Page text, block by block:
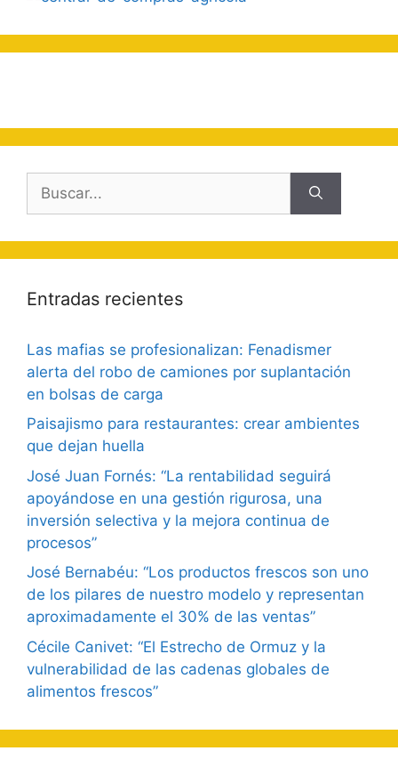
Entradas recientes
Las mafias se profesionalizan: Fenadismer
alerta del robo de camiones por suplantación
en bolsas de carga
Paisajismo para restaurantes: crear ambientes
que dejan huella
José Juan Fornés: “La rentabilidad seguirá
apoyándose en una gestión rigurosa, una
inversión selectiva y la mejora continua de
procesos”
José Bernabéu: “Los productos frescos son uno
de los pilares de nuestro modelo y representan
aproximadamente el 30% de las ventas”
Cécile Canivet: “El Estrecho de Ormuz y la
vulnerabilidad de las cadenas globales de
alimentos frescos”